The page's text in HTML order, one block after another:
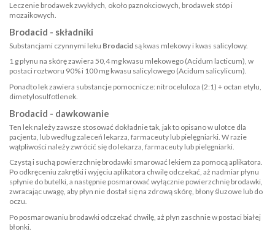
Leczenie brodawek zwykłych, około paznokciowych, brodawek stóp i
mozaikowych.
Brodacid - składniki
Substancjami czynnymi leku Brodacid są kwas mlekowy i kwas salicylowy.
1 g płynu na skórę zawiera 50,4 mg kwasu mlekowego (Acidum lacticum), w
postaci roztworu 90% i 100 mg kwasu salicylowego (Acidum salicylicum).
Ponadto lek zawiera substancje pomocnicze: nitroceluloza (2:1) + octan etylu,
dimetylosulfotlenek.
Brodacid - dawkowanie
Ten lek należy zawsze stosować dokładnie tak, jak to opisano w ulotce dla
pacjenta, lub według zaleceń lekarza, farmaceuty lub pielęgniarki. W razie
wątpliwości należy zwrócić się do lekarza, farmaceuty lub pielęgniarki.
Czystą i suchą powierzchnię brodawki smarować lekiem za pomocą aplikatora.
Po odkręceniu zakrętki i wyjęciu aplikatora chwilę odczekać, aż nadmiar płynu
spłynie do butelki, a następnie posmarować wyłącznie powierzchnię brodawki,
zwracając uwagę, aby płyn nie dostał się na zdrową skórę, błony śluzowe lub do
oczu.
Po posmarowaniu brodawki odczekać chwilę, aż płyn zaschnie w postaci białej
błonki.